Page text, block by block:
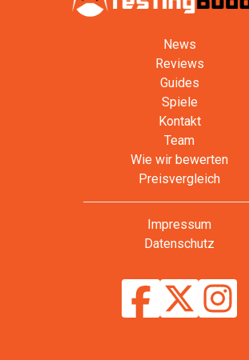
News
Reviews
Guides
Spiele
Kontakt
Team
Wie wir bewerten
Preisvergleich
Impressum
Datenschutz